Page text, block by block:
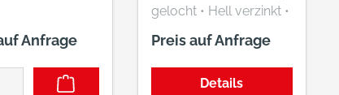
Anfrage
gelocht • Hell verzinkt •
Ab 2 m sind die
Stangen 2-seitig
gelocht
Preis auf Anfrage
Details